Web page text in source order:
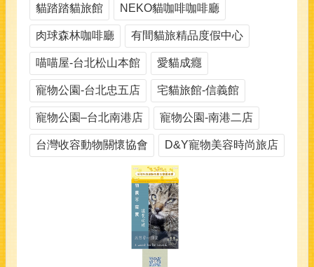
貓踏踏貓旅館 NEKO貓咖啡咖啡廳
肉球森林咖啡廳 有間貓旅精品度假中心
喵喵屋-台北松山本館 愛貓成癮
寵物公園-台北忠五店 宅貓旅館-信義館
寵物公園–台北南港店 寵物公園-南港二店
台灣收容動物關懷協會 D&Y寵物美容時尚旅店